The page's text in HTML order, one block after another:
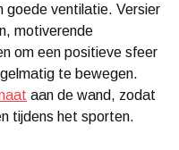
goede ventilatie. Versier
motiverende
om een positieve sfeer
te bewegen.
aan de wand, zodat
tijdens het sporten.